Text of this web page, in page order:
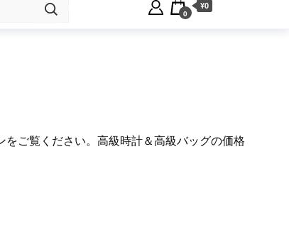
0
¥0
ご覧ください。高級時計＆高級バッグの価格